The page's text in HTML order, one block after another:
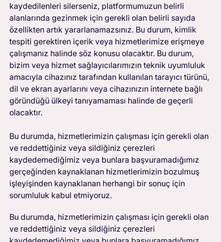
kaydedilenleri silerseniz, platformumuzun belirli
alanlarında gezinmek için gerekli olan belirli sayıda
özellikten artık yararlanamazsınız. Bu durum, kimlik
tespiti gerektiren içerik veya hizmetlerimize erişmeye
çalışmanız halinde söz konusu olacaktır. Bu durum,
bizim veya hizmet sağlayıcılarımızın teknik uyumluluk
amacıyla cihazınız tarafından kullanılan tarayıcı türünü,
dil ve ekran ayarlarını veya cihazınızın internete bağlı
göründüğü ülkeyi tanıyamaması halinde de geçerli
olacaktır.
Bu durumda, hizmetlerimizin çalışması için gerekli olan
ve reddettiğiniz veya sildiğiniz çerezleri
kaydedemediğimiz veya bunlara başvuramadığımız
gerçeğinden kaynaklanan hizmetlerimizin bozulmuş
işleyişinden kaynaklanan herhangi bir sonuç için
sorumluluk kabul etmiyoruz.
Bu durumda, hizmetlerimizin çalışması için gerekli olan
ve reddettiğiniz veya sildiğiniz çerezleri